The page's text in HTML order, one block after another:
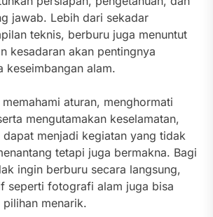
jawab. Lebih dari sekadar
teknis, berburu juga menuntut
kesadaran akan pentingnya
keseimbangan alam.
memahami aturan, menghormati
mengutamakan keselamatan,
dapat menjadi kegiatan yang tidak
tetapi juga bermakna. Bagi
ingin berburu secara langsung,
seperti fotografi alam juga bisa
pilihan menarik.